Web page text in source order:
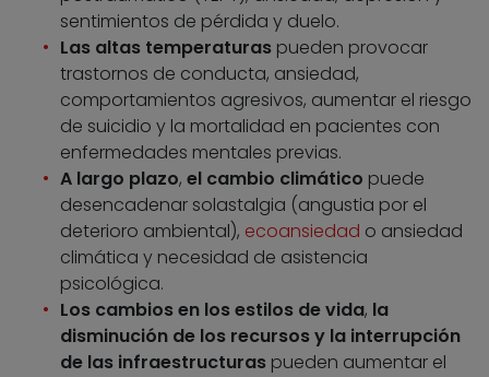
sentimientos de pérdida y duelo.
Las altas temperaturas pueden provocar
trastornos de conducta, ansiedad,
comportamientos agresivos, aumentar el riesgo
de suicidio y la mortalidad en pacientes con
enfermedades mentales previas.
A largo plazo, el cambio climático puede
desencadenar solastalgia (angustia por el
deterioro ambiental), ecoansiedad o ansiedad
climática y necesidad de asistencia
psicológica.
Los cambios en los estilos de vida, la
disminución de los recursos y la interrupción
de las infraestructuras pueden aumentar el